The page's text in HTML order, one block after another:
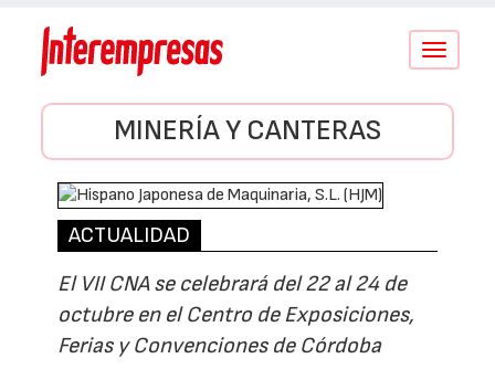
Conmutar
MINERÍA Y CANTERAS
ACTUALIDAD
El VII CNA se celebrará del 22 al 24 de
octubre en el Centro de Exposiciones,
Ferias y Convenciones de Córdoba